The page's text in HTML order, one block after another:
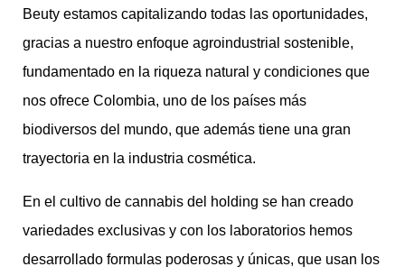
Beuty estamos capitalizando todas las oportunidades,
gracias a nuestro enfoque agroindustrial sostenible,
fundamentado en la riqueza natural y condiciones que
nos ofrece Colombia, uno de los países más
biodiversos del mundo, que además tiene una gran
trayectoria en la industria cosmética.
En el cultivo de cannabis del holding se han creado
variedades exclusivas y con los laboratorios hemos
desarrollado formulas poderosas y únicas, que usan los